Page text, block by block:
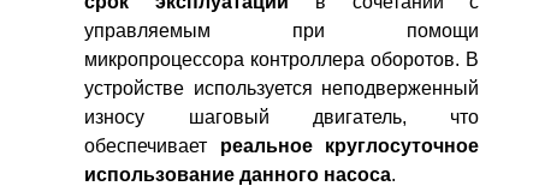
управляемым при помощи
микропроцессора контроллера оборотов. В
устройстве используется неподверженный
износу шаговый двигатель, что
обеспечивает реальное круглосуточное
использование данного насоса.